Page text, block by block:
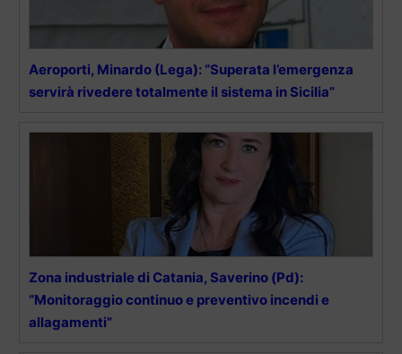
Aeroporti, Minardo (Lega): “Superata l’emergenza
servirà rivedere totalmente il sistema in Sicilia”
Zona industriale di Catania, Saverino (Pd):
“Monitoraggio continuo e preventivo incendi e
allagamenti”